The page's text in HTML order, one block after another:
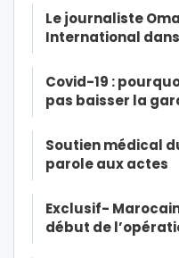
Le journaliste
International
Covid-19 :
pas baisser la
Soutien médical
parole aux actes
Exclusif-
début de